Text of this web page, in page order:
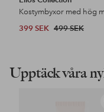
Kostymbyxor med hög
399 SEK 499 SEK
Upptäck våra